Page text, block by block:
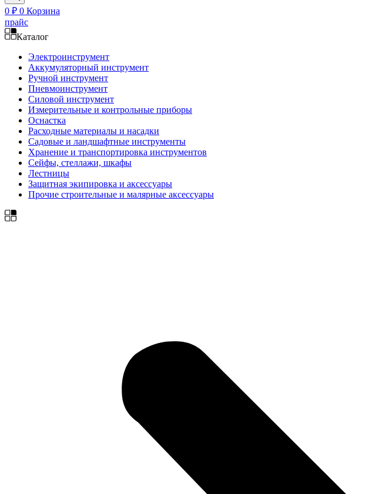
0 ₽ 0 Корзина
прайс
Каталог
Электроинструмент
Аккумуляторный инструмент
Ручной инструмент
Пневмоинструмент
Силовой инструмент
Измерительные и контрольные приборы
Оснастка
Расходные материалы и насадки
Садовые и ландшафтные инструменты
Хранение и транспортировка инструментов
Сейфы, стеллажи, шкафы
Лестницы
Защитная экипировка и аксессуары
Прочие строительные и малярные аксессуары